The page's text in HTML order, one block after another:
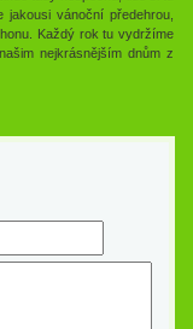
vánoční předehrou,
Každý rok tu vydržíme
nejkrásnějším dnům z